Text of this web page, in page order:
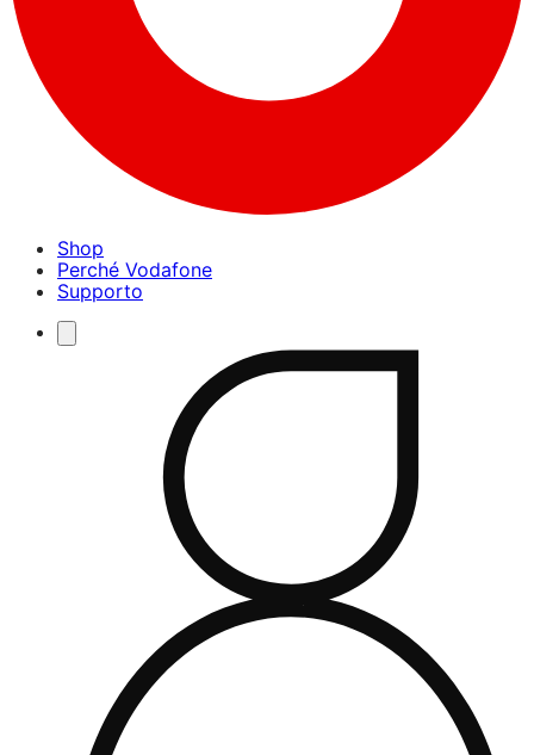
Shop
Perché Vodafone
Supporto